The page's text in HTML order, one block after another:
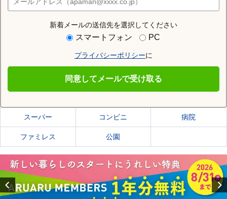
新着メールの送信先を選択してください
スマートフォン PC
プライバシーポリシーに
同意してメールで受け取る
店舗検索
住む街研究所で菊川市の情報を見る
菊川市の施設一覧
スーパー コンビニ 病院
ファミレス 公園
Previous